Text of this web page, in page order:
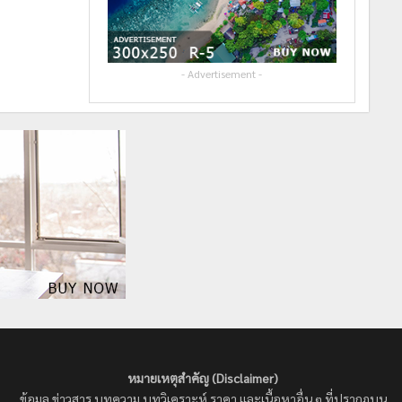
- Advertisement -
หมายเหตุสำคัญ (Disclaimer)
ข้อมูล ข่าวสาร บทความ บทวิเคราะห์ ราคา และเนื้อหาอื่น ๆ ที่ปรากฏบน